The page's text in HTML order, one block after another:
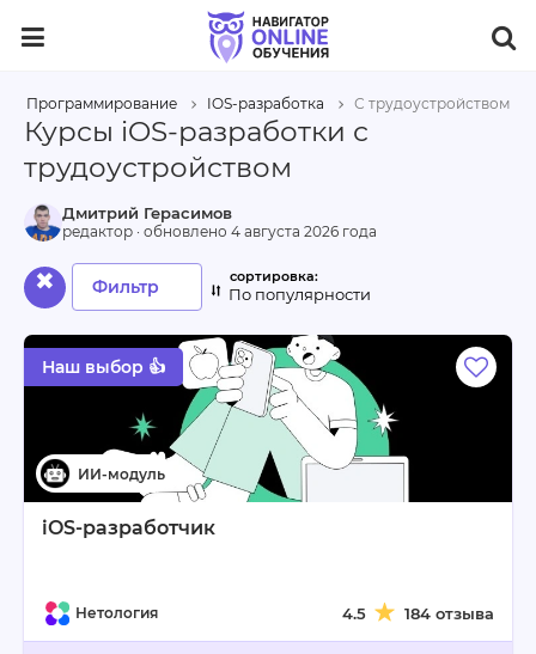
Программирование IOS-разработка С трудоустройством
Курсы iOS-разработки с
трудоустройством
iOS-разработчик
Нетология 4.5 184 отзыва
Наш выбор 👍
Дмитрий Герасимов
редактор · обновлено 4 августа 2026 года
Фильтр По популярности
✖